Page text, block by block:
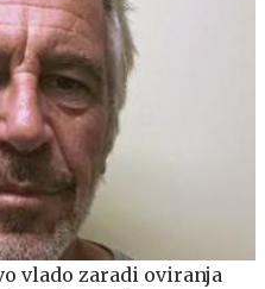
vlado zaradi oviranja